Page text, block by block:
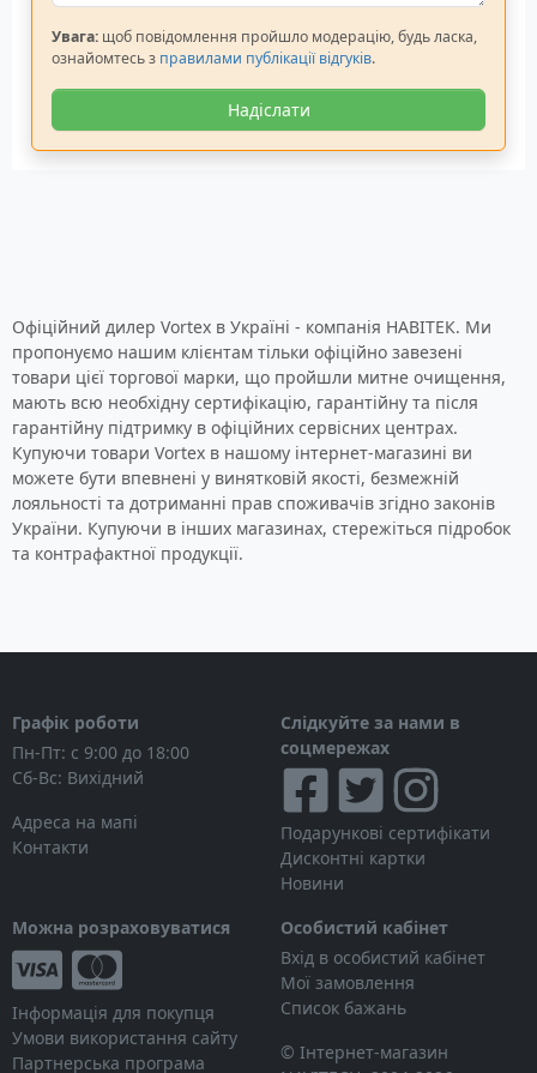
Увага: щоб повідомлення пройшло модерацію, будь ласка,
ознайомтесь з правилами публікації відгуків.
Надіслати
Офіційний дилер Vortex в Україні - компанія НАВІТЕК. Ми
пропонуємо нашим клієнтам тільки офіційно завезені
товари цієї торгової марки, що пройшли митне очищення,
мають всю необхідну сертифікацію, гарантійну та після
гарантійну підтримку в офіційних сервісних центрах.
Купуючи товари Vortex в нашому інтернет-магазині ви
можете бути впевнені у винятковій якості, безмежній
лояльності та дотриманні прав споживачів згідно законів
України. Купуючи в інших магазинах, стережіться підробок
та контрафактної продукції.
Графік роботи
Пн-Пт: с 9:00 до 18:00
Сб-Вс: Вихідний
Адреса на мапі
Контакти
Слідкуйте за нами в
соцмережах
Подарункові сертифікати
Дисконтні картки
Новини
Можна розраховуватися
Інформація для покупця
Умови використання сайту
Партнерська програма
Особистий кабінет
Вхід в особистий кабінет
Мої замовлення
Список бажань
© Інтернет-магазин